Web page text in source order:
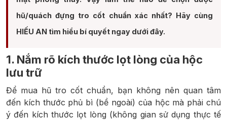
hũ/quách đựng tro cốt chuẩn xác nhất? Hãy cùng
HIẾU AN tìm hiểu bí quyết ngay dưới đây.
1. Nắm rõ kích thước lọt lòng của hộc
lưu trữ
Để mua hũ tro cốt chuẩn, bạn không nên quan tâm
đến kích thước phủ bì (bề ngoài) của hộc mà phải chú
ý đến kích thước lọt lòng (không gian sử dụng thực tế